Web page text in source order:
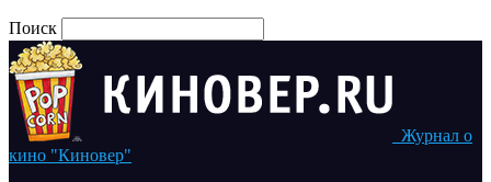
Поиск
Журнал о
кино "Киновер"